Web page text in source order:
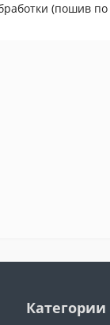
(пошив
Категории